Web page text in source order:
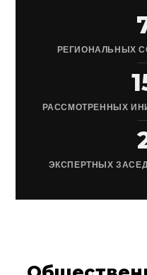
РЕГИОНАЛЬНЫХ
РАССМОТРЕННЫХ
ЭКСПЕРТНЫХ